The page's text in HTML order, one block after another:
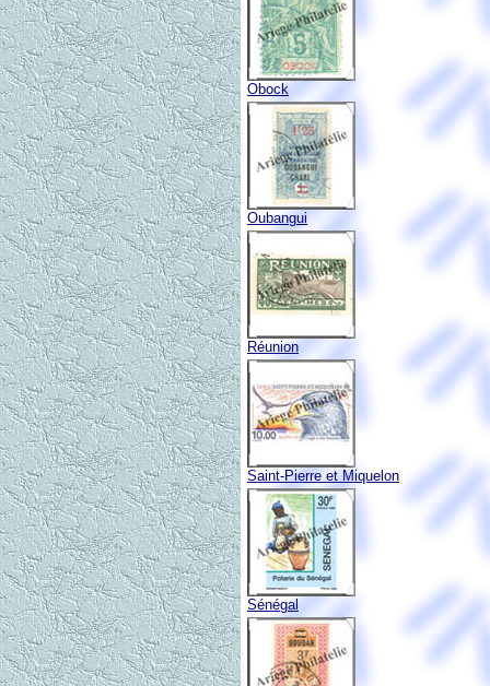
Obock
Oubangui
Réunion
Saint-Pierre et Miquelon
Sénégal